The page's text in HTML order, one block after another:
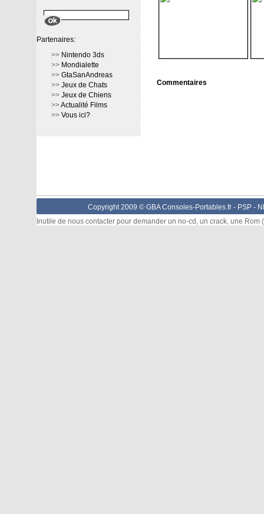
Partenaires:
>> Nintendo 3ds
>> Mondialette
>> GtaSanAndreas
>> Jeux de Chats
>> Jeux de Chiens
>>Actualité Films
>> Vous ici?
Commentaires
Copyright 2009 © GBA Consoles-Portables.fr - PSP-
Inutile de nous contacter pour demander un no-cd, un crack, une